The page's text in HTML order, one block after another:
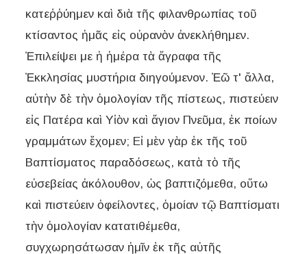
κατεῤῥύημεν καὶ διὰ τῆς φιλανθρωπίας τοῦ
κτίσαντος ἡμᾶς εἰς οὐρανὸν ἀνεκλήθημεν.
Ἐπιλείψει με ἡ ἡμέρα τὰ ἄγραφα τῆς
Ἐκκλησίας μυστήρια διηγούμενον. Ἐῶ τ' ἄλλα,
αὐτὴν δὲ τὴν ὁμολογίαν τῆς πίστεως, πιστεύειν
εἰς Πατέρα καὶ Υἱὸν καὶ ἅγιον Πνεῦμα, ἐκ ποίων
γραμμάτων ἔχομεν; Εἰ μὲν γὰρ ἐκ τῆς τοῦ
Βαπτίσματος παραδόσεως, κατὰ τὸ τῆς
εὐσεβείας ἀκόλουθον, ὡς βαπτιζόμεθα, οὕτω
καὶ πιστεύειν ὀφείλοντες, ὁμοίαν τῷ Βαπτίσματι
τὴν ὁμολογίαν κατατιθέμεθα,
συγχωρησάτωσαν ἡμῖν ἐκ τῆς αὐτῆς